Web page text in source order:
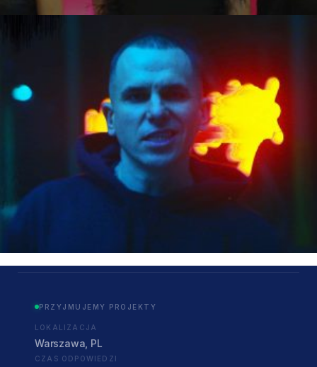
PRZYJMUJEMY PROJEKTY
LOKALIZACJA
Warszawa, PL
CZAS ODPOWIEDZI